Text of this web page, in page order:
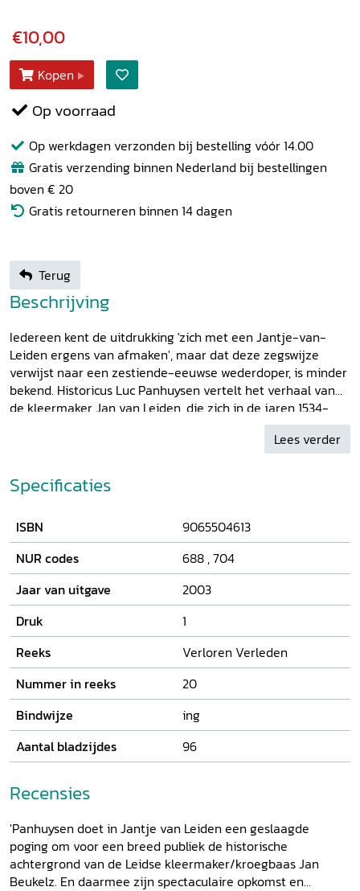
€10,00
Kopen
Op voorraad
Op werkdagen verzonden bij bestelling vóór 14.00
Gratis verzending binnen Nederland bij bestellingen
boven € 20
Gratis retourneren binnen 14 dagen
Terug
Beschrijving
Iedereen kent de uitdrukking 'zich met een Jantje-van-
Leiden ergens van afmaken', maar dat deze zegswijze
verwijst naar een zestiende-eeuwse wederdoper, is minder
bekend. Historicus Luc Panhuysen vertelt het verhaal van
de kleermaker Jan van Leiden, die zich in de jaren 1534-
1535 als koning van het doperse Munster berucht wist te
maken. Na een beeld geschetst te hebben van de
hoedanigheid als leider, die dagelijks de kloof ervaart
tussen de hooggespannen eindtijdverwachtingen en de
de Nederlanden en de laatste vier maanden van het
koninkrijk in Munster komen hierbij uitvoerig aan de orde.
Panhuysen eindigt met de vijandschap die latere
doopsgezinden als erfgenamen van de revolutionaire Jan
van Leiden eeuwenlang hebben moeten ondervinden.
Lees verder
Specificaties
ISBN
9065504613
NUR codes
688 ,704
Jaar van uitgave
2003
Druk
1
Reeks
Verloren Verleden
Nummer in reeks
20
Bindwijze
ing
Aantal bladzijdes
96
Recensies
'Panhuysen doet in Jantje van Leiden een geslaagde
poging om voor een breed publiek de historische
achtergrond van de Leidse kleermaker/kroegbaas Jan
Beukelz. En daarmee zijn spectaculaire opkomst en